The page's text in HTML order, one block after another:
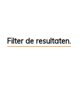
Filter de resultaten.